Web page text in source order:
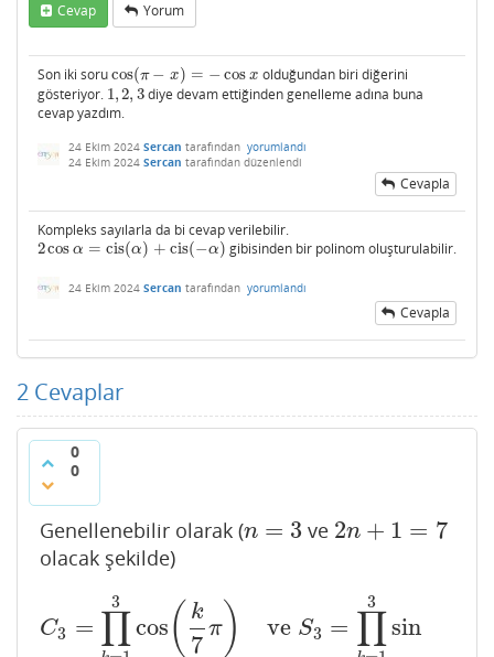
Cevap Yorum
Son iki sorucos(π − x) = −cos x
cos(π−x) =−cosx
olduğundan biri diğerini
gösteriyor. 1, 2, 3
1,2,3
diye devam ettiğinden genelleme adına buna
cevap yazdım.
24 Ekim 2024 Sercan tarafından yorumlandı
24 Ekim 2024 Sercan tarafından düzenlendi
Cevapla
Kompleks sayılarla da bi cevap verilebilir.
2cos α = cis(α) + cis(−α)
2cosα=cis( α)+cis(− α) gibisinden bir polinom oluşturulabilir.
24 Ekim 2024 Sercan tarafından yorumlandı
Cevapla
2 Cevaplar
0
0
Genellenebilir olarak (n = 3
n=3 ve 2n + 1 = 7
2n+1= 7
olacak şekilde)
C3 = ∏
3
cos( k
7
π) ve S3 = ∏
3
sin
∏k=1 cos(k7 ) 3sin